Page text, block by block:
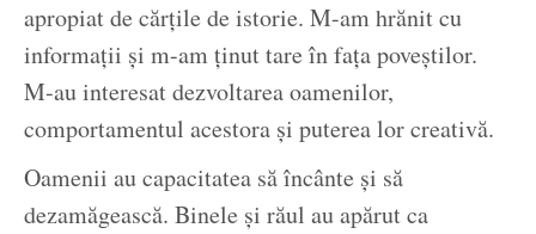
apropiat de cărțile de istorie. M-am hrănit cu
informații și m-am ținut tare în fața poveștilor.
M-au interesat dezvoltarea oamenilor,
comportamentul acestora și puterea lor creativă.
Oamenii au capacitatea să încânte și să
dezamăgească. Binele și răul au apărut ca